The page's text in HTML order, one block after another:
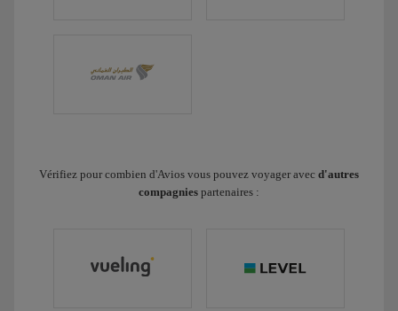
Vérifiez pour combien d'Avios vous pouvez voyager avec d'autres
compagnies partenaires :